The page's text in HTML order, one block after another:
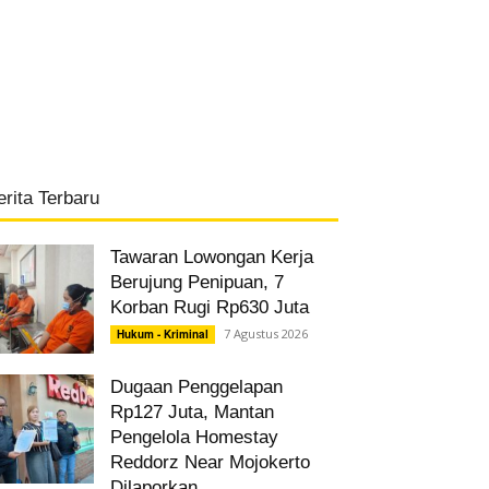
Terbaru
Tawaran Lowongan Kerja
Berujung Penipuan, 7
Korban Rugi Rp630 Juta
Hukum - Kriminal 7 Agustus 2026
Dugaan Penggelapan
Rp127 Juta, Mantan
Pengelola Homestay
Reddorz Near Mojokerto